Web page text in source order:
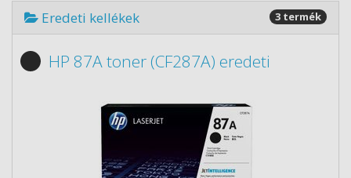
Eredeti kellékek 3 termék
HP 87A toner (CF287A) eredeti